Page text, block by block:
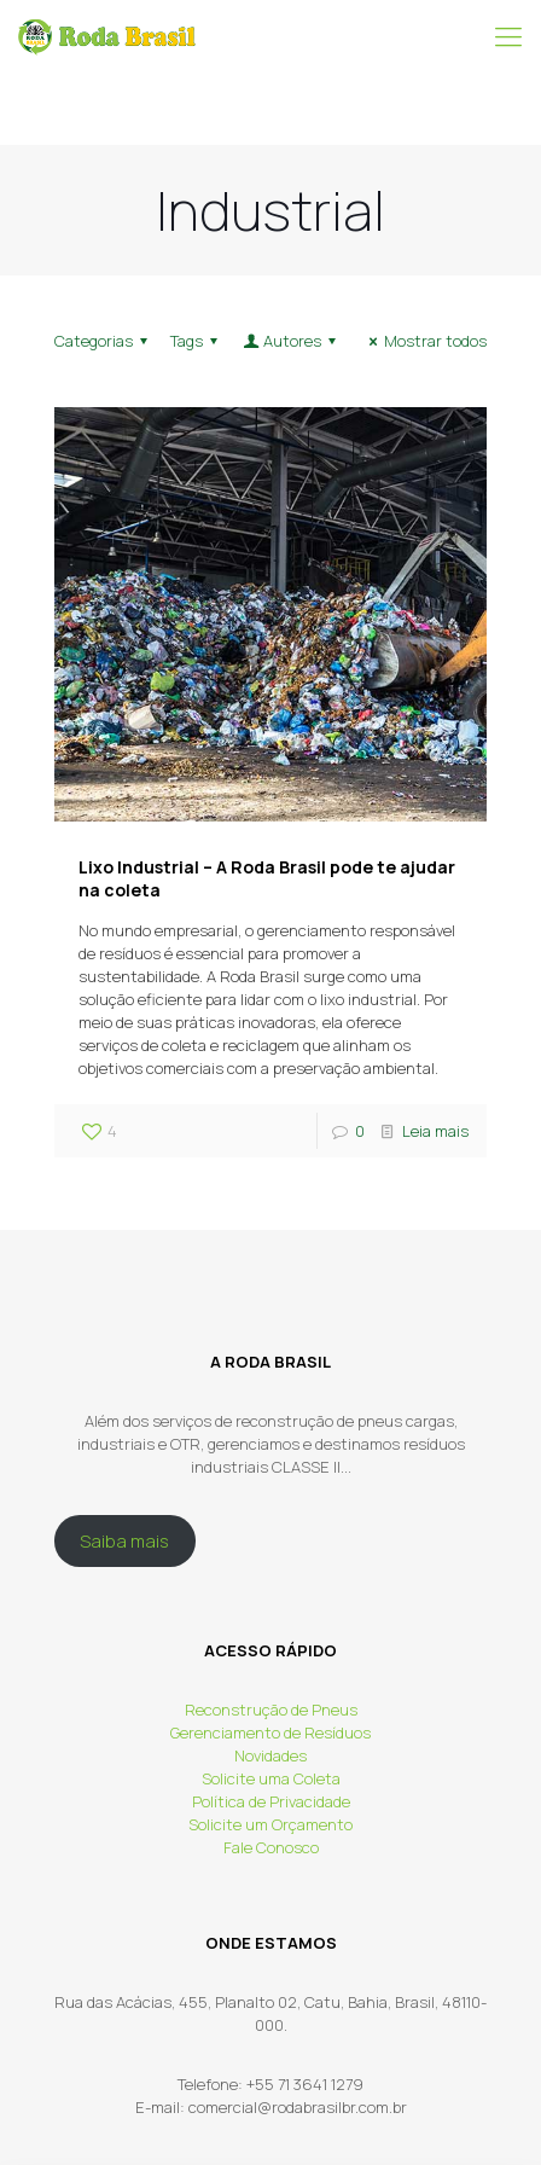
Industrial
Categorias Tags Autores Mostrar todos
Lixo Industrial – A Roda Brasil pode te ajudar
na coleta
No mundo empresarial, o gerenciamento responsável
de resíduos é essencial para promover a
sustentabilidade. A Roda Brasil surge como uma
solução eficiente para lidar com o lixo industrial. Por
meio de suas práticas inovadoras, ela oferece
serviços de coleta e reciclagem que alinham os
objetivos comerciais com a preservação ambiental.
4 0 Leia mais
A RODA BRASIL
Além dos serviços de reconstrução de pneus cargas,
industriais e OTR, gerenciamos e destinamos resíduos
industriais CLASSE II...
Saiba mais
ACESSO RÁPIDO
Reconstrução de Pneus
Gerenciamento de Resíduos
Novidades
Solicite uma Coleta
Política de Privacidade
Solicite um Orçamento
Fale Conosco
ONDE ESTAMOS
Rua das Acácias, 455, Planalto 02, Catu, Bahia, Brasil, 48110-
000.
Telefone: +55 71 3641 1279
E-mail: comercial@rodabrasilbr.com.br